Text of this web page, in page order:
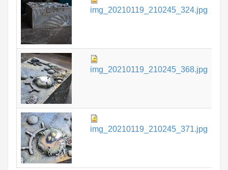
img_20210119_210245_324.jpg
img_20210119_210245_368.jpg
img_20210119_210245_371.jpg